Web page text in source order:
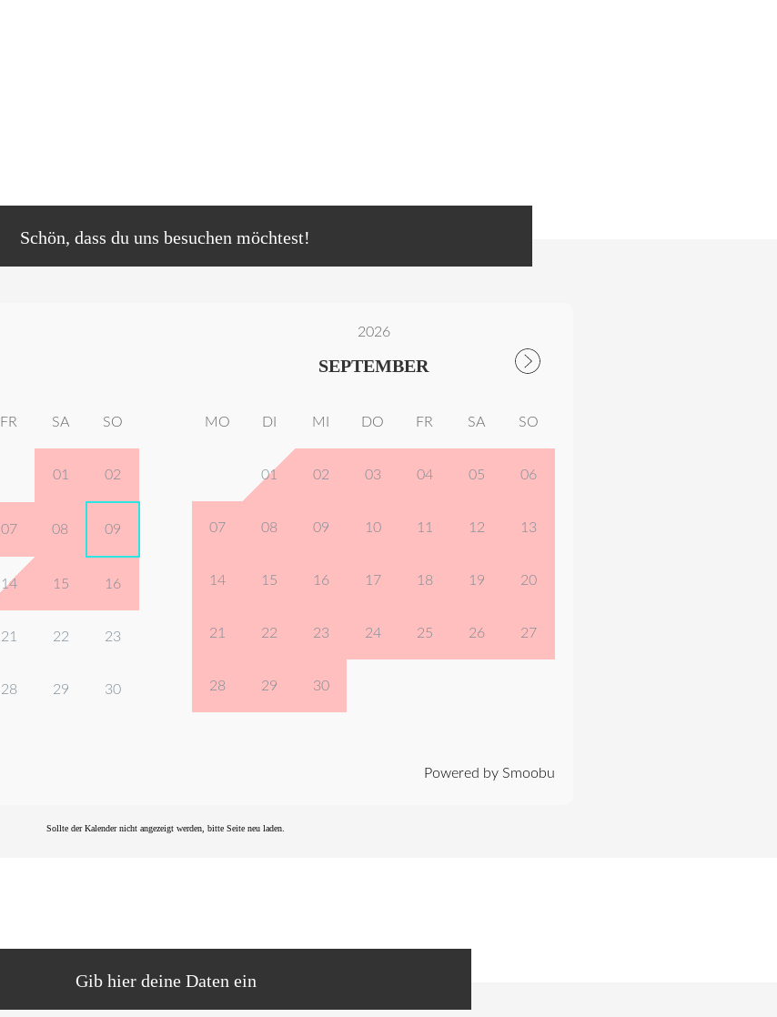
Schön, dass du uns besuchen möchtest!
FR SA SO
01 02
07 08 09
14 15 16
21 22 23
28 29 30
2026
SEPTEMBER
MO DI MI DO FR SA SO
01 02 03 04 05 06
07 08 09 10 11 12 13
14 15 16 17 18 19 20
21 22 23 24 25 26 27
28 29 30
Powered by Smoobu
Sollte der Kalender nicht angezeigt werden, bitte Seite neu laden.
Gib hier deine Daten ein